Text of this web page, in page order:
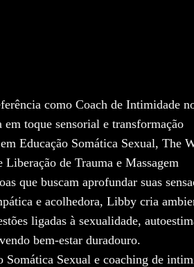
como Coach de Intimidade
toque sensorial e transformação
Educação Somática Sexual, The
de Trauma e Massagem
que buscam aprofundar suas
e acolhedora, Libby cria
ligadas à sexualidade,
bem-estar duradouro.
Somática Sexual e coaching de